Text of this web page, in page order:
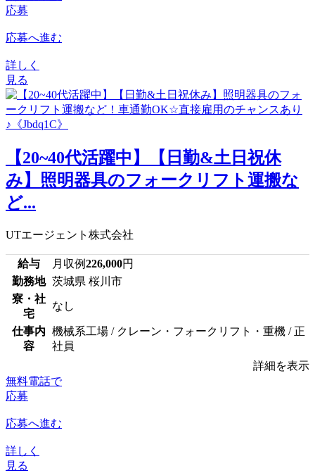
応募
応募へ進む
詳しく
見る
【20~40代活躍中】【日勤&土日祝休
み】照明器具のフォークリフト運搬な
ど...
UTエージェント株式会社
給与 月収例226,000円
勤務地 茨城県 桜川市
寮・社
宅
なし
仕事内
容
機械系工場 / クレーン・フォークリフト・重機 / 正
社員
詳細を表示
無料電話で
応募
応募へ進む
詳しく
見る